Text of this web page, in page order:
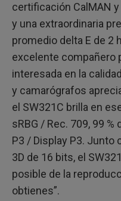
certificación CalMAN
y una extraordinaria
promedio delta E de 2
excelente compañero
interesada en la
y camarógrafos
el SW321C brilla en
sRBG / Rec. 709, 99 %
P3 / Display P3. Junto
3D de 16 bits, el
posible de la
obtienes”.